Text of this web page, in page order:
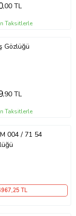
,00 TL
Taksitlerle
Gözlüğü
,90 TL
Taksitlerle
004 / 71 54
,25 TL